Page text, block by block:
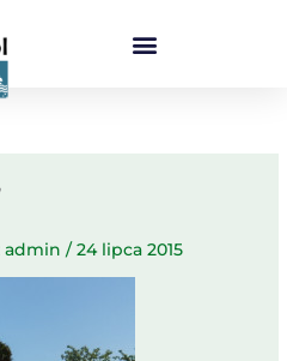
admin/24 lipca 2015